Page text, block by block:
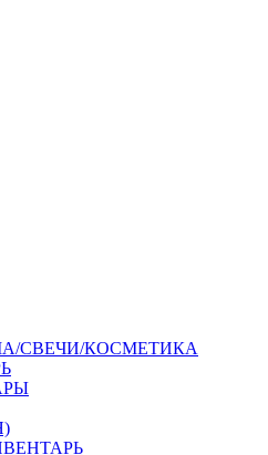
СВЕЧИ/КОСМЕТИКА